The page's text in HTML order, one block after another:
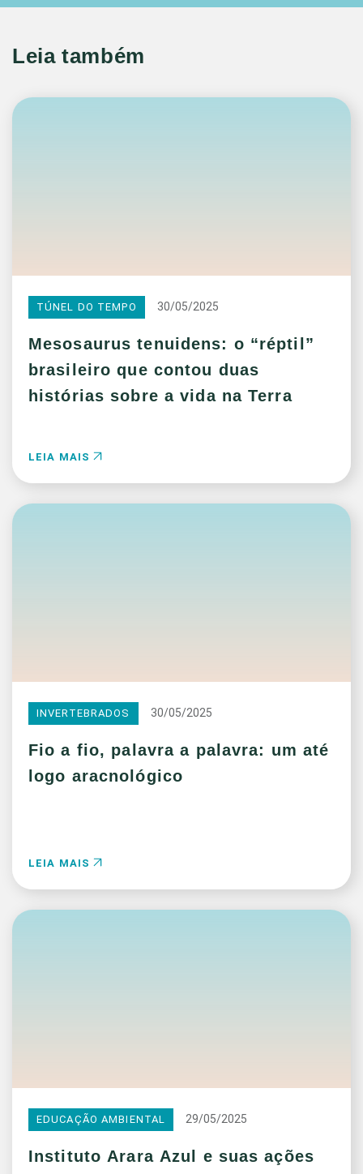
Leia também
TÚNEL DO TEMPO 30/05/2025
Mesosaurus tenuidens: o “réptil”
brasileiro que contou duas
histórias sobre a vida na Terra
LEIA MAIS
INVERTEBRADOS 30/05/2025
Fio a fio, palavra a palavra: um até
logo aracnológico
LEIA MAIS
EDUCAÇÃO AMBIENTAL 29/05/2025
Instituto Arara Azul e suas ações